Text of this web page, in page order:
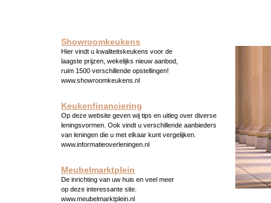
Showroomkeukens
Hier vindt u kwaliteitskeukens voor de
laagste prijzen, wekelijks nieuw aanbod,
ruim 1500 verschillende opstellingen!
www.showroomkeukens.nl
Keukenfinanciering
Op deze website geven wij tips en uitleg over diverse
leningsvormen. Ook vindt u verschillende aanbieders
van leningen die u met elkaar kunt vergelijken.
www.informatieoverleningen.nl
Meubelmarktplein
De inrichting van uw huis en veel meer
op deze interessante site.
www.meubelmarktplein.nl